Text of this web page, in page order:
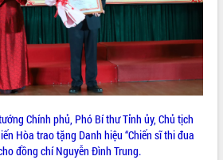
4
đẩy
thực
mạnh
Chính phủ, Phó Bí thư Tỉnh ủy, Chủ tịch
Hòa trao tặng Danh hiệu “Chiến sĩ thi đua
đồng chí Nguyễn Đình Trung.